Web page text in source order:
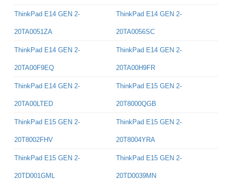
ThinkPad E14 GEN 2-
20TA0051ZA
ThinkPad E14 GEN 2-
20TA0056SC
ThinkPad E14 GEN 2-
20TA00F9EQ
ThinkPad E14 GEN 2-
20TA00H9FR
ThinkPad E14 GEN 2-
20TA00LTED
ThinkPad E15 GEN 2-
20T8000QGB
ThinkPad E15 GEN 2-
20T8002FHV
ThinkPad E15 GEN 2-
20T8004YRA
ThinkPad E15 GEN 2-
20TD001GML
ThinkPad E15 GEN 2-
20TD0039MN